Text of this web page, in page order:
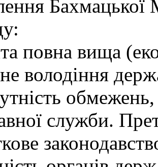
повна вища
володіння
служби.